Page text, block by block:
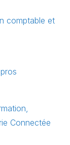
comptable et
Connectée